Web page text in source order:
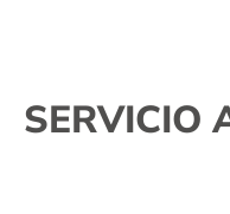
SERVICIO